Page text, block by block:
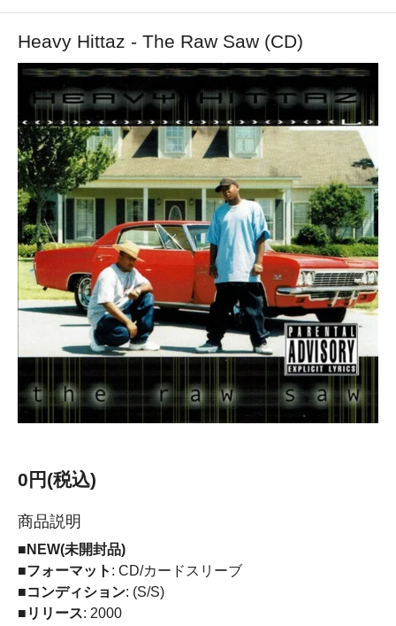
Heavy Hittaz - The Raw Saw (CD)
0円(税込)
商品説明
■NEW(未開封品)
■フォーマット : CD/カードスリーブ
■コンディション: (S/S)
■リリース: 2000